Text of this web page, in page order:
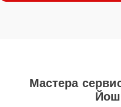
Мастера